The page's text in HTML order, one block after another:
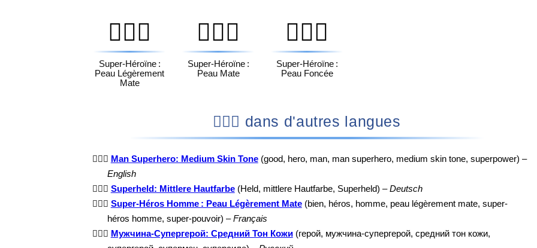
🦸🏽‍♀️
Super-Héroïne :
Peau Légèrement
Mate
🦸🏾‍♀️
Super-Héroïne :
Peau Mate
🦸🏿‍♀️
Super-Héroïne :
Peau Foncée
🦸🏽‍♂️ dans d'autres langues
🦸🏽‍♂️ Man Superhero: Medium Skin Tone(good, hero, man, man superhero, medium skin tone, superpower) –
English
🦸🏽‍♂️ Superheld: Mittlere Hautfarbe(Held, mittlere Hautfarbe, Superheld) –Deutsch
🦸🏽‍♂️ Super-Héros Homme : Peau Légèrement Mate(bien, héros, homme, peau légèrement mate, super-
héros homme, super-pouvoir) –Français
🦸🏽‍♂️ Мужчина-Супергерой: Средний Тон Кожи(герой, мужчина-супергерой, средний тон кожи,